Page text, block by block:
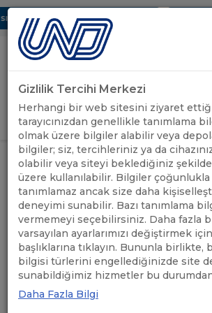
Dijital UBAK Bölümü Hakkında UND,
Uluslararası Nakliyeciler
ANASAYFA /
ÖNEMLİ
DUYURULAR
/ AFGANİSTAN
İLGİLİ
AFGANİSTAN SINIR
KAPILARIYLA İLGİLİ
BİLGİLENDİRME
13.07.2021
Gizlilik Tercihi Merkezi
Herhangi bir web sitesini ziyaret
tarayıcınızdan genellikle tanımlama
olmak üzere bilgiler alabilir veya
bilgiler; siz, tercihleriniz ya da
olabilir veya siteyi beklediğiniz şekilde
üzere kullanılabilir. Bilgiler
tanımlamaz ancak size daha
deneyimi sunabilir. Bazı tanımlama
vermemeyi seçebilirsiniz. Daha fazla
varsayılan ayarlarımızı değiştirmek
başlıklarına tıklayın. Bununla birlikte,
bilgisi türlerini engellediğinizde site
sunabildiğimiz hizmetler bu
Daha Fazla Bilgi